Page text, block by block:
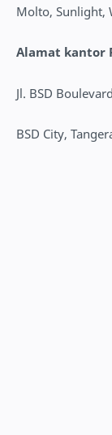
Molto, Sunlight,
Alamat kantor
Jl. BSD
BSD City,